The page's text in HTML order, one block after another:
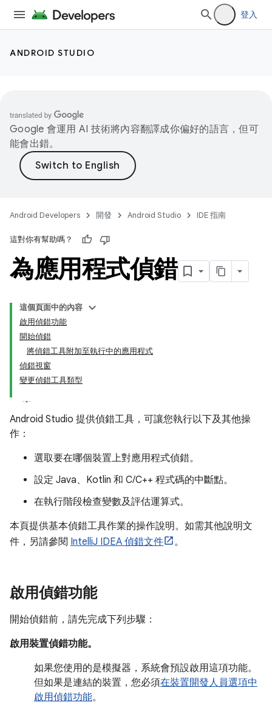
登入
ANDROID STUDIO
Google 會運用 AI 技術將內容翻譯成你偏好的語言，但可
能會出錯。
Android Developers 開發 Android Studio IDE 指南
這對你有幫助嗎？
為應用程式偵錯
這個頁面中的內容
啟用偵錯功能
開始偵錯
將偵錯工具附加至執行中的應用程式
偵錯視窗
變更偵錯工具類型
Android Studio 提供偵錯工具，可讓您執行以下及其他操
作：
選取要在哪個裝置上對應用程式偵錯。
設定 Java、Kotlin 和 C/C++ 程式碼的中斷點。
在執行階段檢查變數及評估運算式。
本頁提供基本偵錯工具作業的操作說明。如需其他說明文
件，另請參閱 IntelliJ IDEA 偵錯文件 。
啟用偵錯功能
開始偵錯前，請先完成下列步驟：
啟用裝置偵錯功能。
如果您使用的是模擬器，系統會預設啟用這項功能。
但如果是連結的裝置，您必須在裝置開發人員選項中
啟用偵錯功能。